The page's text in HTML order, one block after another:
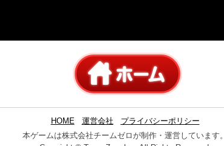
HOME 運営会社
プライバシーポリシー
本ゲームは株式会社チームゼロが制作・運営しています。